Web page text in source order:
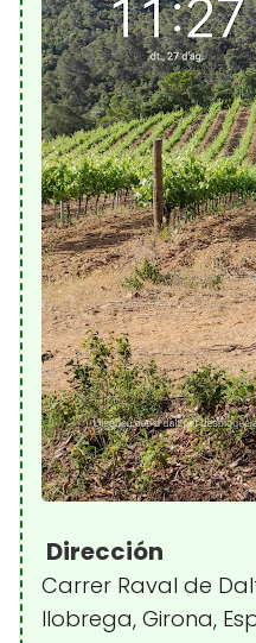
Dirección
Carrer Raval de
llobrega, Girona,